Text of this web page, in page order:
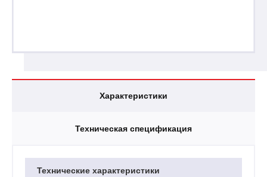
Характеристики
Техническая спецификация
Технические характеристики